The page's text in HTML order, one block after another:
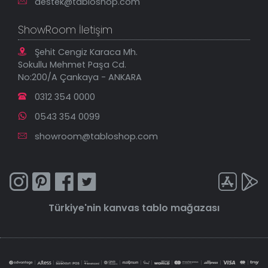
ShowRoom İletişim
Şehit Cengiz Karaca Mh.
Sokullu Mehmet Paşa Cd.
No:200/A Çankaya - ANKARA
0312 354 0000
0543 354 0099
showroom@tabloshop.com
Türkiye'nin kanvas tablo mağazası